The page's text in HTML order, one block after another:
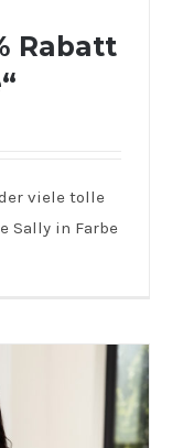
| Serie
Rabatt
viele tolle
Sally in Farbe